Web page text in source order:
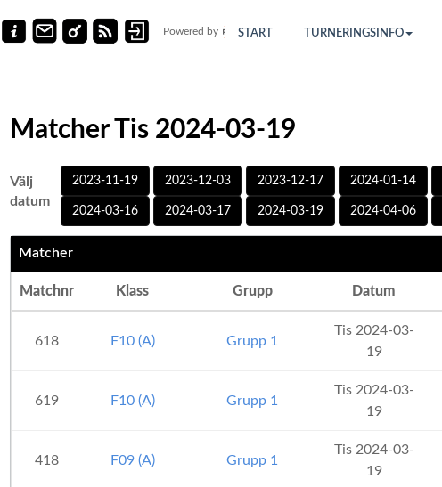
Powered by START TURNERINGSINFO
Matcher Tis 2024-03-19
Välj
datum
2023-11-19 2023-12-03 2023-12-17 2024-01-14
2024-03-16 2024-03-17 2024-03-19 2024-04-06
Matcher
Matchnr Klass Grupp Datum
618 F10 (A) Grupp 1
Tis 2024-03-
19
619 F10 (A) Grupp 1
Tis 2024-03-
19
418 F09 (A) Grupp 1
Tis 2024-03-
19